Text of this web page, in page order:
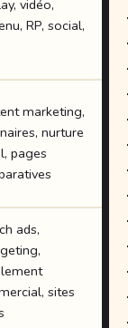
vidéo,
RP, social,
marketing,
nurture
pages
ads,
sites